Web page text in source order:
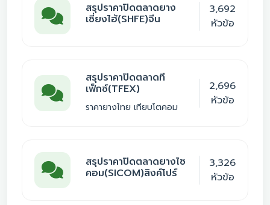
สรุปราคาปิดตลาดยาง
เซี่ยงไฮ้(SHFE)จีน
3,692
หัวข้อ
สรุปราคาปิดตลาดที
เฟ็กซ์(TFEX)
ราคายางไทย เทียบโตคอม
2,696
หัวข้อ
สรุปราคาปิดตลาดยางไซ
คอม(SICOM)สิงค์โปร์
3,326
หัวข้อ